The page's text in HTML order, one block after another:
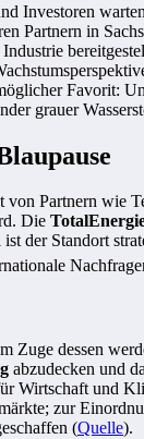
Investoren
Partnern in
Favorit:
grauer
Partnern wie
Die
der Standort
Zuge dessen
abzudecken und
Wirtschaft und
zur
(Quelle).